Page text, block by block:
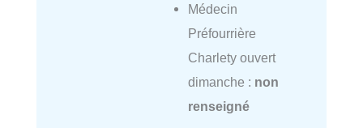
Médecin
Préfourrière
Charlety ouvert
dimanche : non
renseigné